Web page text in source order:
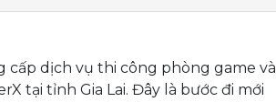
cấp dịch vụ thi công phòng game và
tại tỉnh Gia Lai. Đây là bước đi mới